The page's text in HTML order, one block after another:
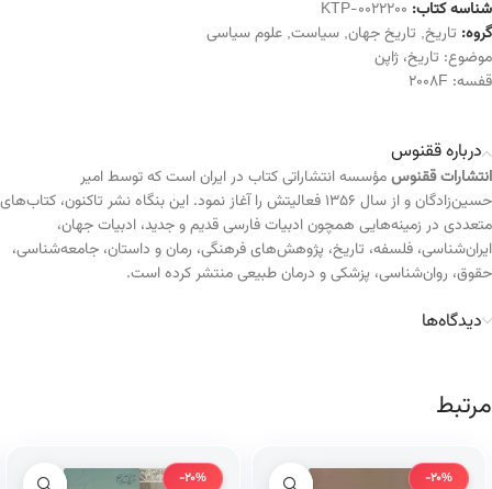
شناسه کتاب: KTP-0022200
گروه: تاریخ, تاریخ جهان, سیاست, علوم سیاسی
موضوع: تاریخ، ژاپن
قفسه: 2008F
درباره ققنوس
انتشارات ققنوسمؤسسه انتشاراتی کتاب در ایران است که توسط امیر
حسین‌زادگان و از سال ۱۳۵۶ فعالیتش را آغاز نمود. این بنگاه نشر تاکنون، کتاب‌های
متعددی در زمینه‌هایی همچون ادبیات فارسی قدیم و جدید، ادبیات جهان،
ایران‌شناسی، فلسفه، تاریخ، پژوهش‌های فرهنگی، رمان و داستان، جامعه‌شناسی،
حقوق، روان‌شناسی، پزشکی و درمان طبیعی منتشر کرده است.
دیدگاه‌ها
مرتبط
-20%
-20%